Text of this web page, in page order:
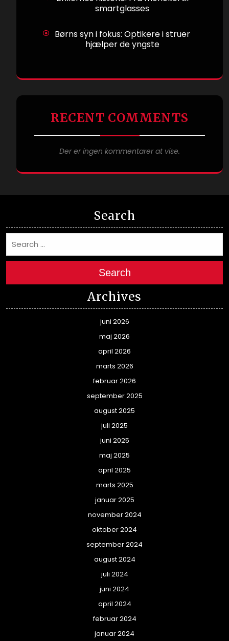
smartglasses
Børns syn i fokus: Optikere i struer
hjælper de yngste
RECENT COMMENTS
Der er ingen kommentarer at vise.
Search
Search
Archives
juni 2026
maj 2026
april 2026
marts 2026
februar 2026
september 2025
august 2025
juli 2025
juni 2025
maj 2025
april 2025
marts 2025
januar 2025
november 2024
oktober 2024
september 2024
august 2024
juli 2024
juni 2024
april 2024
februar 2024
januar 2024